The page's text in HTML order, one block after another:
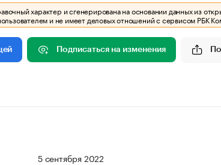
характер и сгенерирована на основании данных из
и не имеет деловых отношений с сервисом РБК
Подписаться на изменения
5 сентября 2022